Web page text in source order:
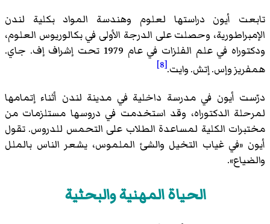
تابعت أيون دراستها لعلوم وهندسة المواد بكلية لندن
الإمبراطورية، وحصلت على الدرجة الأولى في بكالوريوس العلوم،
ودكتوراه في علم الفلزات في عام 1979 تحت إشراف إف. جاي.
همفريز وإس. إتش. وايت.[8]
درّست أيون في مدرسة داخلية في مدينة لندن أثناء إتمامها
لمرحلة الدكتوراه، وقد استخدمت في دروسها مستلزمات من
مختبرات الكلية لمساعدة الطلاب على التحمس للدروس. تقول
أيون «في غياب التخيل والشئ الملموس، يشعر الناس بالملل
والضياع».
الحياة المهنية والبحثية